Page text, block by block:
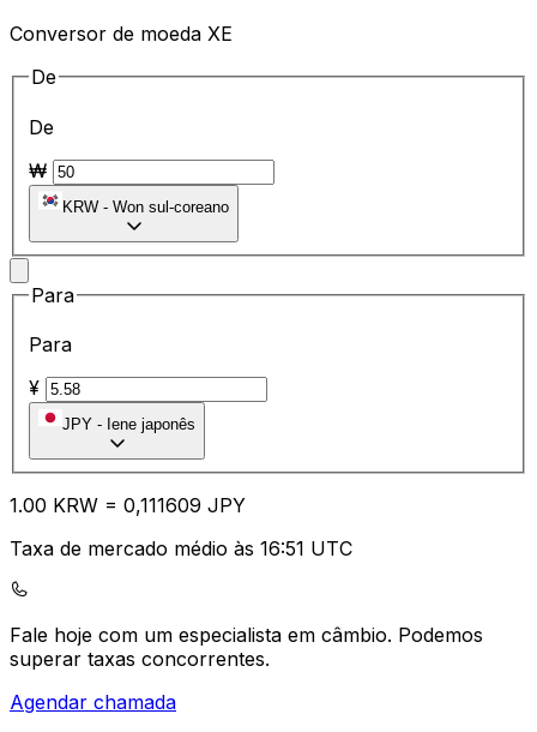
Conversor de moeda XE
De
De
₩
KRW - Won sul-coreano
Para
Para
¥
JPY - Iene japonês
1.00 KRW = 0,111609 JPY
Taxa de mercado médio às 16:51 UTC
Fale hoje com um especialista em câmbio. Podemos
superar taxas concorrentes.
Agendar chamada